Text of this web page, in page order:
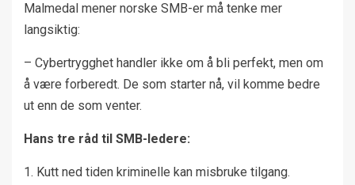
Malmedal mener norske SMB-er må tenke mer
langsiktig:
– Cybertrygghet handler ikke om å bli perfekt, men om
å være forberedt. De som starter nå, vil komme bedre
ut enn de som venter.
Hans tre råd til SMB-ledere:
1. Kutt ned tiden kriminelle kan misbruke tilgang.